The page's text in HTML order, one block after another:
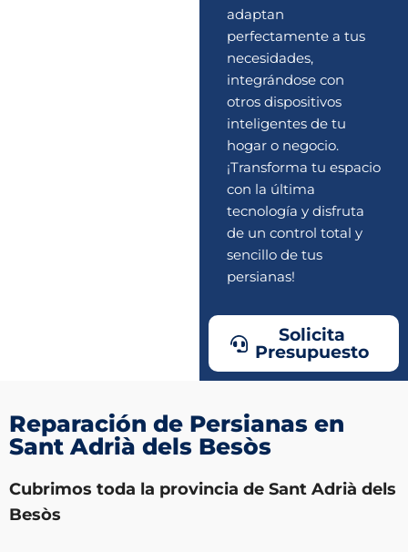
adaptan
perfectamente a tus
necesidades,
integrándose con
otros dispositivos
inteligentes de tu
hogar o negocio.
¡Transforma tu espacio
con la última
tecnología y disfruta
de un control total y
sencillo de tus
persianas!
Solicita
Presupuesto
Reparación de Persianas en
Sant Adrià dels Besòs
Cubrimos toda la provincia de Sant Adrià dels
Besòs